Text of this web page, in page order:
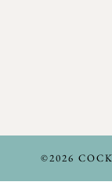
©2026